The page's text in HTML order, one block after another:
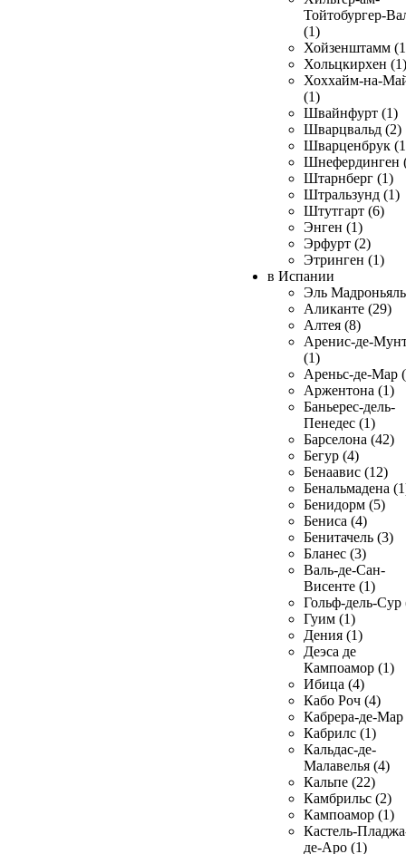
Тойтобургер-
(1)
Хойзенштамм
Хольцкирхен (1)
Хоххайм-на-
(1)
Швайнфурт (1)
Шварцвальд (2)
Шварценбрук
Шнефердинген
Штарнберг (1)
Штральзунд (1)
Штутгарт (6)
Энген (1)
Эрфурт (2)
Этринген (1)
в Испании
Эль
Аликанте (29)
Алтея (8)
Аренис-де-
(1)
Ареньс-де-Мар
Аржентона (1)
Баньерес-дель-
Пенедес (1)
Барселона (42)
Бегур (4)
Бенаавис (12)
Бенальмадена
Бенидорм (5)
Бениса (4)
Бенитачель (3)
Бланес (3)
Валь-де-Сан-
Висенте (1)
Гольф-дель-Сур
Гуим (1)
Дения (1)
Деэса де
Кампоамор (1)
Ибица (4)
Кабо Роч (4)
Кабрера-де-Мар
Кабрилс (1)
Кальдас-де-
Малавелья (4)
Кальпе (22)
Камбрильс (2)
Кампоамор (1)
Кастель-
де-Аро (1)